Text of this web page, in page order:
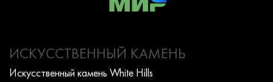
ИСКУССТВЕННЫЙ КАМЕНЬ
Искусcтвенный камень White Hills